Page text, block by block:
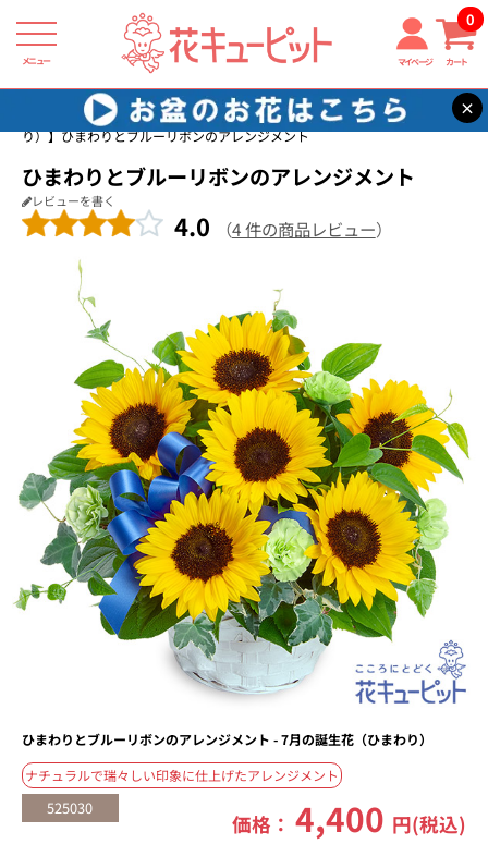
メニュー マイページ カート
0
×
花キューピット 7月の誕生花（ひまわり）
【7月の誕生花（ひまわ
り）】ひまわりとブルーリボンのアレンジメント
ひまわりとブルーリボンのアレンジメント
レビューを書く
4.0 （4 件の商品レビュー）
ひまわりとブルーリボンのアレンジメント - 7月の誕生花（ひまわり）
ナチュラルで瑞々しい印象に仕上げたアレンジメント
525030
価格：4,400 円(税込)